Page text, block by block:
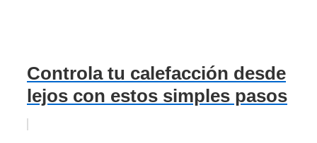
Controla tu calefacción desde
lejos con estos simples pasos